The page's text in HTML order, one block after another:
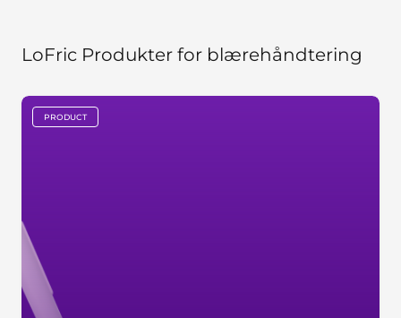
LoFric Produkter for blærehåndtering
key:global.content-type:
PRODUCT